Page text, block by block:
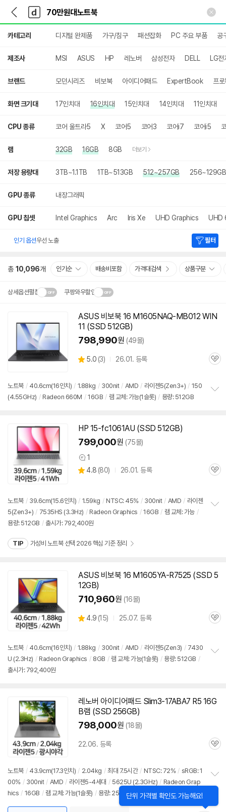
다
나
와
가
기
다
와
메
인
카테고리 디지털 완제품 가구/침구 패션잡화 PC 주요 부품 공
제조사 MSI ASUS HP 레노버 삼성전자 DELL LG전
브랜드 모던시리즈 비보북 아이디어패드 ExpertBook 프
화면 크기대 17인치대 16인치대 15인치대 14인치대 11인치대
CPU 종류 코어 울트라5 X 코어5 코어3 코어i7 코어i5
램 32GB 16GB 8GB 더보기
저장 용량대 3TB~1.1TB 1TB~513GB 512~257GB 256~129GB
GPU 종류 내장그래픽
GPU 칩셋 Intel Graphics Arc Iris Xe UHD Graphics UHD
인기 옵션우선 노출 필터
총 10,096개 인기순 배송비포함 가격대검색 상품구분
상세옵션펼침 쿠팡와우할인
배송·설치비가 달라집니다.닫
기
ASUS 비보북 16 M1605NAQ-MB012 WIN
11 (SSD 512GB)
798,990원 (49몰)
별
5.0 (상
3) 26.01. 등록
관
노트북 / 40.6cm(16인치) / 1.88kg / 300nit / AMD / 라이젠5(Zen3+) / 150
(4.55GHz) / Radeon 660M / 16GB / 램 교체: 가능(1슬롯) / 용량: 512GB
HP 15-fc1061AU (SSD 512GB)
799,000원 (75몰)
상
품
1
별
4.8 (상
뷰
80) 26.01. 등록
관
노트북 / 39.6cm(15.6인치) / 1.59kg / NTSC: 45% / 300nit / AMD / 라이젠
5(Zen3+) / 7535HS (3.3Hz) / Radeon Graphics / 16GB / 램 교체: 가능 /
용량: 512GB / 출시가: 792,400원
TIP 가성비 노트북 선택 2026 핵심 기준 정리
ASUS 비보북 16 M1605YA-R7525 (SSD 5
12GB)
710,960원 (16몰)
별
4.9 (상
뷰
15) 25.07. 등록
관
노트북 / 40.6cm(16인치) / 1.88kg / 300nit / AMD / 라이젠5(Zen3) / 7430
U (2.3Hz) / Radeon Graphics / 8GB / 램 교체: 가능(1슬롯) / 용량: 512GB /
출시가: 792,400원
기
레노버 아이디어패드 Slim3-17ABA7 R5 16G
B램 (SSD 256GB)
798,000원 (18몰)
22.06. 등록
관
노트북 / 43.9cm(17.3인치) / 2.04kg / 최대 7.5시간 / NTSC: 72% / sRGB: 1
00% / 300nit / AMD / 라이젠5-4세대 / 5625U (2.3GHz) / Radeon Grap
hics / 16GB / 램 교체: 가능(1슬롯) / 용량: 256GB / 출시가: 792,400원
정
펼